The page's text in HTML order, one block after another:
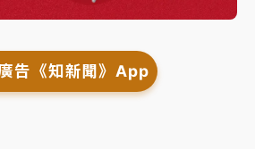
告《知新聞》App